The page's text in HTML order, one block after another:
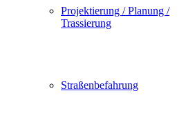
Projektierung / Planung /
Trassierung
Straßenbefahrung